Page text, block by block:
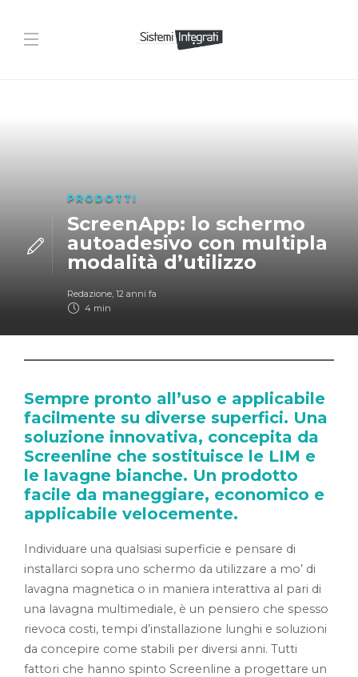
PRODOTTI
ScreenApp: lo schermo
autoadesivo con multipla
modalità d’utilizzo
Redazione, 12 anni fa
4 min
Sempre pronto all’uso e applicabile
facilmente su diverse superfici. Una
soluzione innovativa, concepita da
Screenline che sostituisce le LIM e
le lavagne bianche. Un prodotto
facile da maneggiare, economico e
applicabile velocemente.
Individuare una qualsiasi superficie e pensare di
installarci sopra uno schermo da utilizzare a mo’ di
lavagna magnetica o in maniera interattiva al pari di
una lavagna multimediale, è un pensiero che spesso
rievoca costi, tempi d’installazione lunghi e soluzioni
da concepire come stabili per diversi anni. Tutti
fattori che hanno spinto Screenline a progettare un